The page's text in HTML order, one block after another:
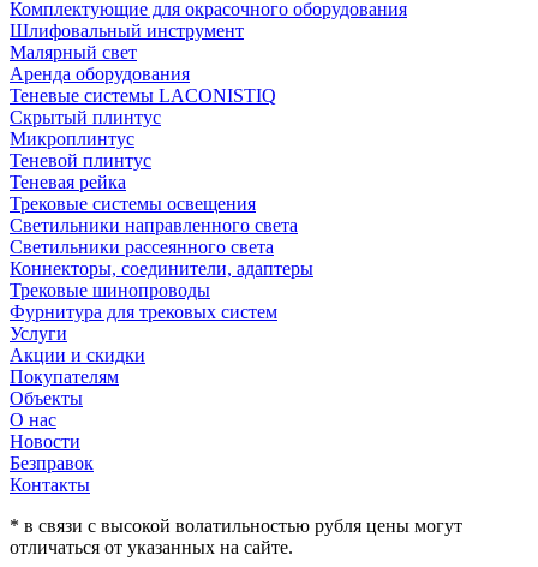
Комплектующие для окрасочного оборудования
Шлифовальный инструмент
Малярный свет
Аренда оборудования
Теневые системы LACONISTIQ
Скрытый плинтус
Микроплинтус
Теневой плинтус
Теневая рейка
Трековые системы освещения
Светильники направленного света
Светильники рассеянного света
Коннекторы, соединители, адаптеры
Трековые шинопроводы
Фурнитура для трековых систем
Услуги
Акции и скидки
Покупателям
Объекты
О нас
Новости
Безправок
Контакты
* в связи с высокой волатильностью рубля цены могут
отличаться от указанных на сайте.